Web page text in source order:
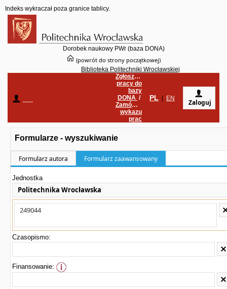
Indeks wykraczał poza granice tablicy.
Dorobek naukowy PWr (baza DONA)
(powrót do strony początkowej)
Biblioteka Politechniki Wrocławskiej
Zgłoszenie
pracy do
bazy
DONA /
Zamówienie
wykazu
prac
PL EN Zaloguj
Formularze - wyszukiwanie
Formularz autora Formularz zaawansowany
Jednostka
Politechnika Wrocławska
Czasopismo:
Finansowanie: